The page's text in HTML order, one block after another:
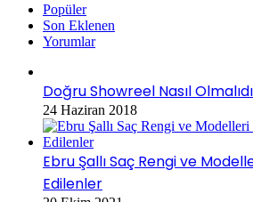
Popüler
Son Eklenen
Yorumlar
Doğru Showreel Nasıl
24 Haziran 2018
Ebru Şallı Saç Rengi ve
Edilenler